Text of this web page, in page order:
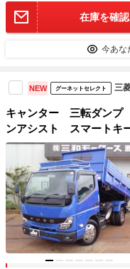
在庫を確
今あな
NEW グーネットセレクト 三
キャンター 三転ダン
ンアシスト スマート
ッグ